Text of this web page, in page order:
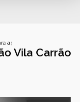
apresentacao vila carrao
Vila Carrão